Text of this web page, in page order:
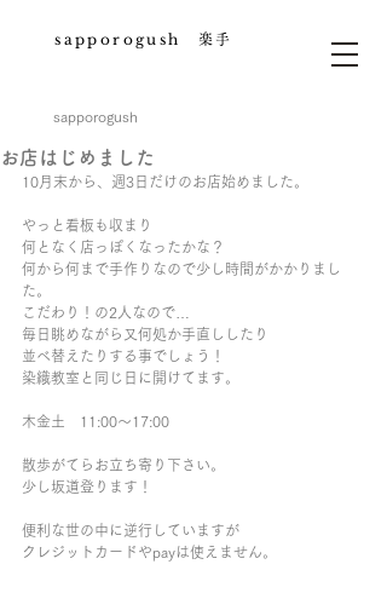
​sapporogush 楽手
お店はじめました
sapporogush
10月末から、週3日だけのお店始めました。
やっと看板も収まり
何となく店っぽくなったかな？
何から何まで手作りなので少し時間がかかりまし
た。
こだわり！の2人なので…
毎日眺めながら又何処か手直ししたり
並べ替えたりする事でしょう！
染織教室と同じ日に開けてます。
木金土　11:00〜17:00
散歩がてらお立ち寄り下さい。
少し坂道登ります！
便利な世の中に逆行していますが
クレジットカードやpayは使えません。